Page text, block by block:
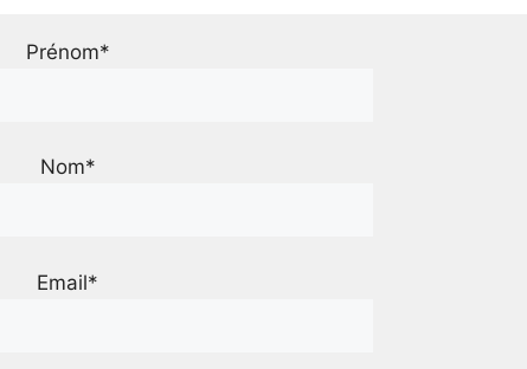
Prénom*
Nom*
Email*